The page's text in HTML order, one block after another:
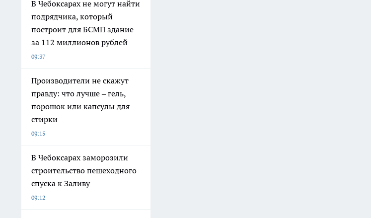
В Чебоксарах не могут найти
подрядчика, который
построит для БСМП здание
за 112 миллионов рублей
09:37
Производители не скажут
правду: что лучше – гель,
порошок или капсулы для
стирки
09:15
В Чебоксарах заморозили
строительство пешеходного
спуска к Заливу
09:12